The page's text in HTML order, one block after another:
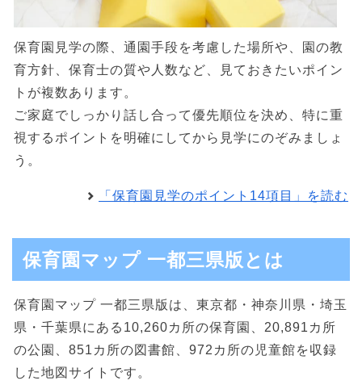
保育園見学の際、通園手段を考慮した場所や、園の教
育方針、保育士の質や人数など、見ておきたいポイン
トが複数あります。
ご家庭でしっかり話し合って優先順位を決め、特に重
視するポイントを明確にしてから見学にのぞみましょ
う。
「保育園見学のポイント14項目」を読む
保育園マップ 一都三県版とは
保育園マップ 一都三県版は、東京都・神奈川県・埼玉
県・千葉県にある10,260カ所の保育園、20,891カ所
の公園、851カ所の図書館、972カ所の児童館を収録
した地図サイトです。